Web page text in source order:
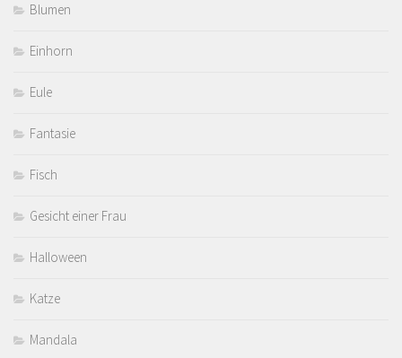
Blumen
Einhorn
Eule
Fantasie
Fisch
Gesicht einer Frau
Halloween
Katze
Mandala